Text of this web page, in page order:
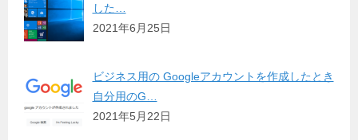
した…
2021年6月25日
ビジネス用の Googleアカウントを作成したとき
自分用のG…
2021年5月22日